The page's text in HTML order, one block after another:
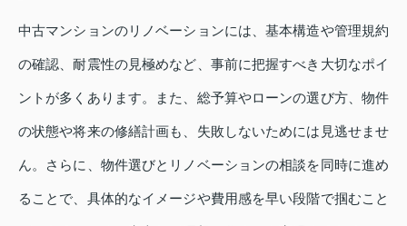
中古マンションのリノベーションには、基本構造や管理規約
の確認、耐震性の見極めなど、事前に把握すべき大切なポイ
ントが多くあります。また、総予算やローンの選び方、物件
の状態や将来の修繕計画も、失敗しないためには見逃せませ
ん。さらに、物件選びとリノベーションの相談を同時に進め
ることで、具体的なイメージや費用感を早い段階で掴むこと